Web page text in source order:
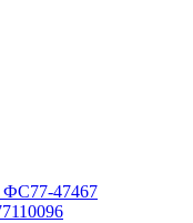
ФС77-47467